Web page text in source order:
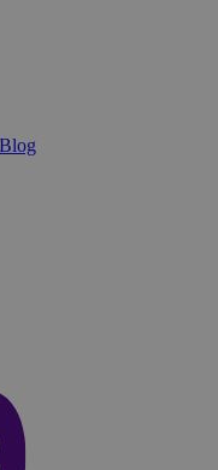
Blog